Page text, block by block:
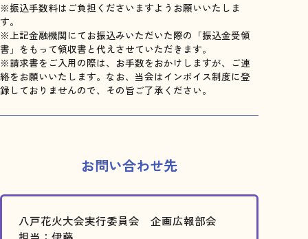
※振込手数料はご負担くださいますようお願いいたしま
す。
※上記金融機関にてお振込みいただいた際の「振込金受領
書」をもって領収書と代えさせていただきます。
※請求書をご入用の際は、お手数をおかけしますが、ご連
絡をお願いいたします。なお、当会はインボイス制度に登
録しておりませんので、その旨ご了承ください。
お問い合わせ先
八戸花火大会実行委員会 企画広報部会